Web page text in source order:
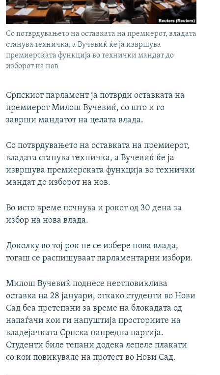
РСЕ веб страници
Со потврдувањето на оставката на премиерот, владата
станува техничка, а Вучевиќ ќе ја извршува
премиерската функција во технички мандат до
изборот на нов
Српскиот парламент ја потврди оставката на
премиерот Милош Вучевиќ, со што и го
заврши мандатот на целата влада.
Со потврдувањето на оставката на премиерот,
владата станува техничка, а Вучевиќ ќе ја
извршува премиерската функција во технички
мандат до изборот на нов.
Во исто време почнува и рокот од 30 дена за
избор на нова влада.
Доколку во тој рок не се избере нова влада,
тогаш се распишуваат парламентарни избори.
Милош Вучевиќ поднесе неотповиклива
оставка на 28 јануари, откако студенти во Нови
Сад беа претепани за време на блокадата од
напаѓачи кои ги напуштија просториите на
владејачката Српска напредна партија.
Студенти биле тепани додека лепеле плакати
со кои повикувале на протест во Нови Сад.